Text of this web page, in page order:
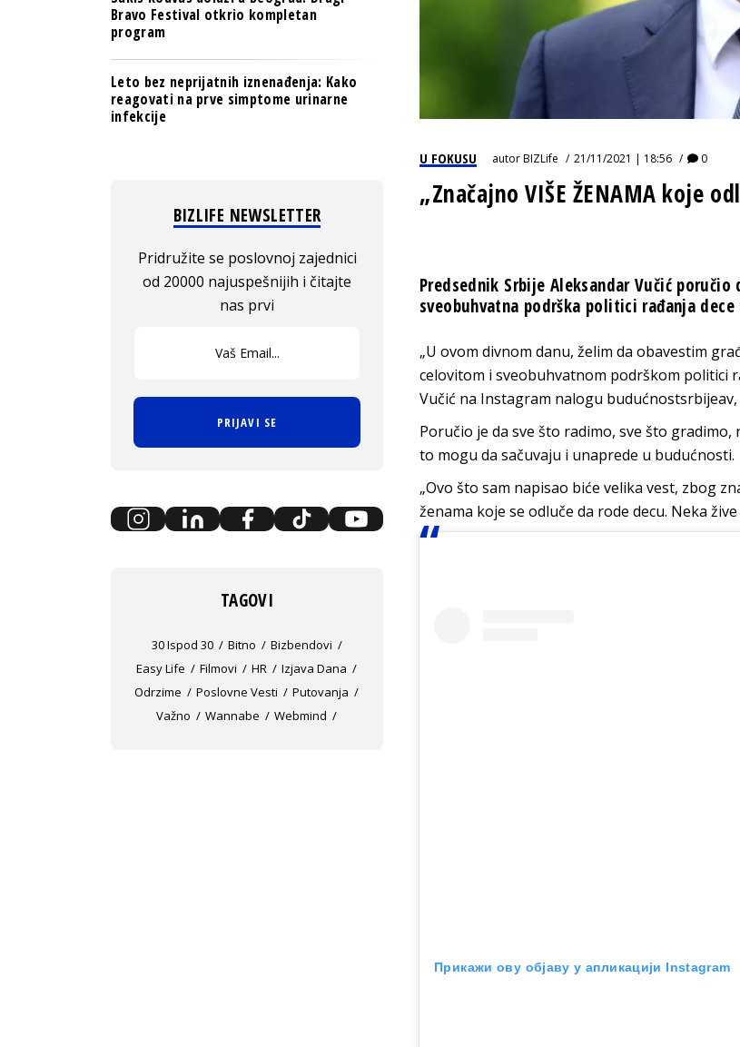
U FOKUSU autorBIZLife 21/11/2021 | 18:56 0
„Značajno VIŠE ŽENAMA koje
Predsednik Srbije Aleksandar Vučić
sveobuhvatna podrška politici rađanja
„U ovom divnom danu, želim da obavestim
celovitom i sveobuhvatnom podrškom politici
Vučić na Instagram nalogu
Poručio je da sve što radimo, sve što
to mogu da sačuvaju i unaprede u budućnosti.
„Ovo što sam napisao biće velika vest, zbog
ženama koje se odluče da rode decu. Neka
Прикажи ову објаву у апликацији Instagram
Bravo Festival otkrio kompletan
program
Leto bez neprijatnih iznenađenja: Kako
reagovati na prve simptome urinarne
infekcije
BIZLIFE NEWSLETTER
Pridružite se poslovnoj zajednici
od 20000 najuspešnijih i čitajte
nas prvi
PRIJAVI SE
TAGOVI
30 Ispod 30 Bitno
Bizbendovi
Easy Life
Filmovi HR
Izjava Dana
Odrzime
Poslovne Vesti
Putovanja
Važno
Wannabe Webmind